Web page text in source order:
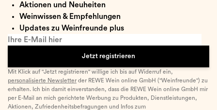
Aktionen und Neuheiten
Weinwissen & Empfehlungen
Updates zu Weinfreunde plus
Ihre E-Mail hier
Jetzt registrieren
Mit Klick auf "Jetzt registrieren" willige ich bis auf Widerruf ein,
personalisierte Newsletter der REWE Wein online GmbH ("Weinfreunde") zu
erhalten. Ich bin damit einverstanden, dass die REWE Wein online GmbH mir
per E-Mail an mich gerichtete Werbung zu Produkten, Dienstleistungen,
Aktionen, Zufriedenheitsbefragungen und Infos zum